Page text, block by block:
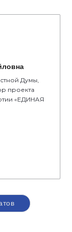
Думы,
проекта
«ЕДИНАЯ